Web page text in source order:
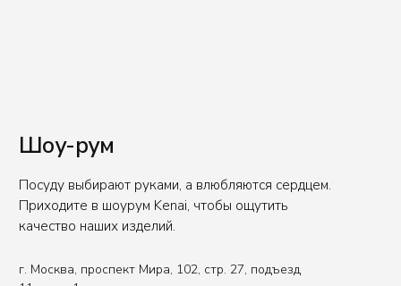
+7 (926) 550-71-84
Вы представитель индустрии